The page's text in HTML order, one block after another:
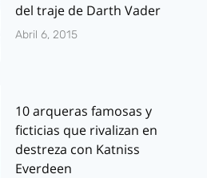
del traje de Darth Vader
Abril 6, 2015
10 arqueras famosas y
ficticias que rivalizan en
destreza con Katniss
Everdeen